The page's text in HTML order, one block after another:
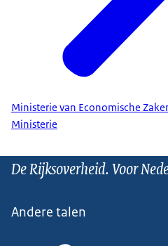
Ministerie van Economische
Ministerie
De Rijksoverheid. Voor
Andere talen